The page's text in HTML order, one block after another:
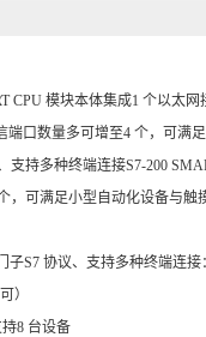
CPU 模块本体集成1 个以太
端口数量多可增至4 个，可
持多种终端连接S7-200
，可满足小型自动化设备与触
S7 协议、支持多种终端连接：
）
8 台设备